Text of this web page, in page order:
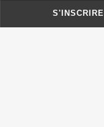
S'INSCRIRE